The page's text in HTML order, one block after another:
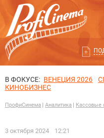
В ФОКУСЕ: ВЕНЕЦИЯ 2026
КИНОБИЗНЕС
ПрофиСинема Аналитика Кассовые
3 октября 2024 12:21